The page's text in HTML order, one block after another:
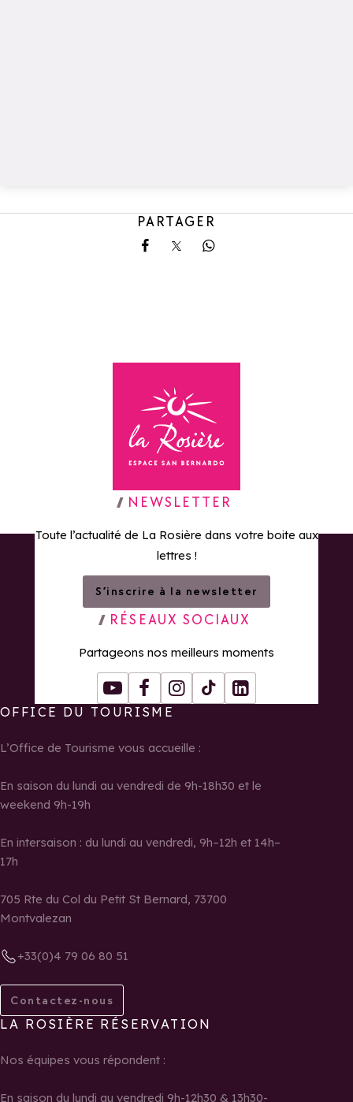
PARTAGER
Partager sur Facebook
Partager sur X
Partager sur
Retour à la page d'accueil
NEWSLETTER
Toute l’actualité de La Rosière dans votre boite aux
lettres !
S’inscrire à la newsletter
RÉSEAUX SOCIAUX
Partageons nos meilleurs moments
YoutubeFacebookInstagram
Tiktok LinkedIn
OFFICE DU TOURISME
L’Office de Tourisme vous accueille :
En saison du lundi au vendredi de 9h-18h30 et le
weekend 9h-19h
En intersaison : du lundi au vendredi, 9h–12h et 14h–
17h
705 Rte du Col du Petit St Bernard, 73700
Montvalezan
+33(0)4 79 06 80 51
Contactez-nous
LA ROSIÈRE RÉSERVATION
Nos équipes vous répondent :
En saison du lundi au vendredi 9h-12h30 & 13h30-